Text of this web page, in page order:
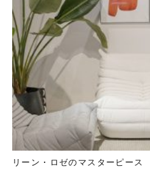
リーン・ロゼのマスターピース